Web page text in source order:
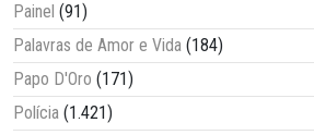
Painel (91)
Palavras de Amor e Vida (184)
Papo D'Oro (171)
Polícia (1.421)